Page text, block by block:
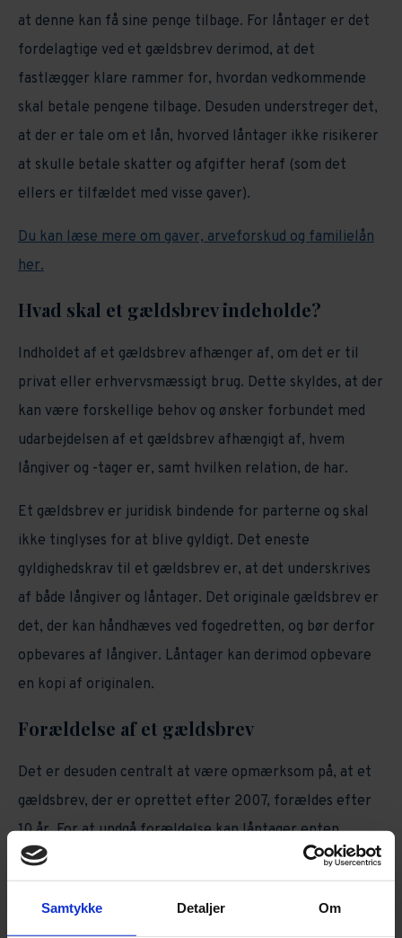
Samtykke Detaljer Om
at denne kan få sine penge tilbage. For låntager er det
fordelagtige ved et gældsbrev derimod, at det
fastlægger klare rammer for, hvordan vedkommende
skal betale pengene tilbage. Desuden understreger det,
at der er tale om et lån, hvorved låntager ikke risikerer
at skulle betale skatter og afgifter heraf (som det
ellers er tilfældet med visse gaver).
Du kan læse mere om gaver, arveforskud og familielån
her.
Hvad skal et gældsbrev indeholde?
Indholdet af et gældsbrev afhænger af, om det er til
privat eller erhvervsmæssigt brug. Dette skyldes, at der
kan være forskellige behov og ønsker forbundet med
udarbejdelsen af et gældsbrev afhængigt af, hvem
långiver og -tager er, samt hvilken relation, de har.
Et gældsbrev er juridisk bindende for parterne og skal
ikke tinglyses for at blive gyldigt. Det eneste
gyldighedskrav til et gældsbrev er, at det underskrives
af både långiver og låntager. Det originale gældsbrev er
det, der kan håndhæves ved fogedretten, og bør derfor
opbevares af långiver. Låntager kan derimod opbevare
en kopi af originalen.
Forældelse af et gældsbrev
Det er desuden centralt at være opmærksom på, at et
gældsbrev, der er oprettet efter 2007, forældes efter
10 år. For at undgå forældelse kan låntager enten
indhente en skriftlig erklæring fra långiver, hvori det
angives, at gældsforholdet stadig er gældende, eller få
fogedretten til at påtegne (bekræfte), at gældsbrevet